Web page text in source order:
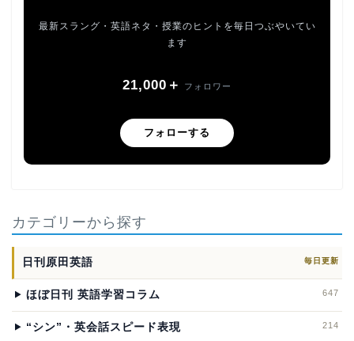
最新スラング・英語ネタ・授業のヒントを毎日つぶやいてい
ます
21,000＋ フォロワー
フォローする
カテゴリーから探す
日刊原田英語 毎日更新
ほぼ日刊 英語学習コラム 647
“シン”・英会話スピード表現 214